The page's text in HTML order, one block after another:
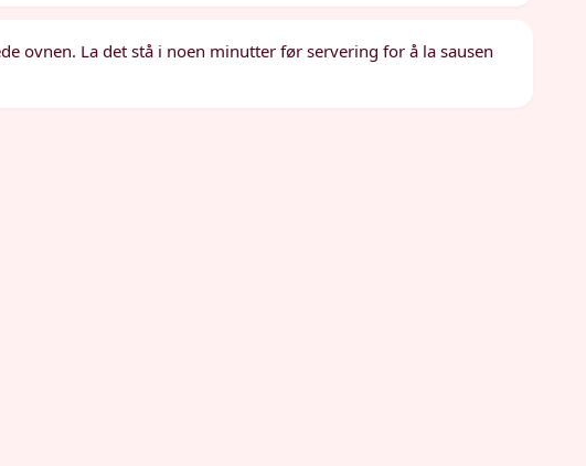
ovnen. La det stå i noen minutter før servering for å la sausen